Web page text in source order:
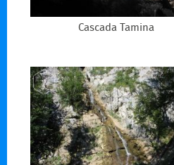
Cascada Tamina